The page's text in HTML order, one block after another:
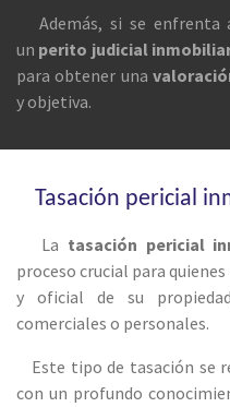
Además, si se enfrenta
un perito judicial
para obtener una
y objetiva.
Tasación pericial
La tasación pericial
proceso crucial para
y oficial de su
comerciales o personales.
Este tipo de tasación se
con un profundo